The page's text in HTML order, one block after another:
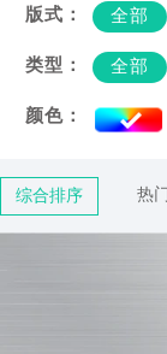
版式： 全部
类型： 全部
颜色：
综合排序 热